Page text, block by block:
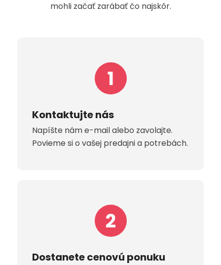
mohli začať zarábať čo najskôr.
1
Kontaktujte nás
Napíšte nám e-mail alebo zavolajte.
Povieme si o vašej predajni a potrebách.
2
Dostanete cenovú ponuku